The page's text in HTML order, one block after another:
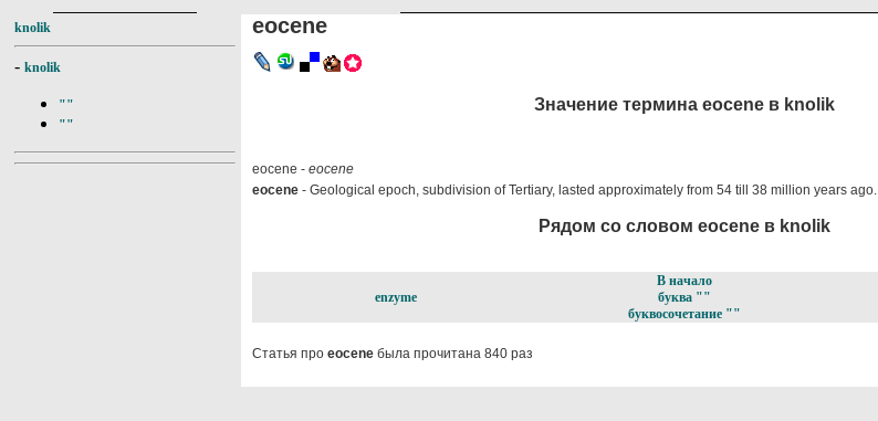
knolik
- knolik
""
""
eocene
Значение термина eocene в knolik
eocene - eocene
eocene - Geological epoch, subdivision of Tertiary, lasted approximately from 54 till 38 million years ago.
Рядом со словом eocene в knolik
enzyme
В начало
буква ""
буквосочетание ""
Статья про eocene была прочитана 840 раз